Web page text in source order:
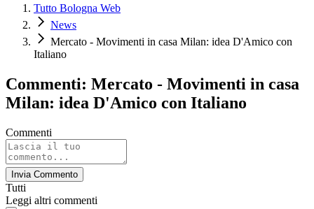
Tutto Bologna Web
News
Mercato - Movimenti in casa Milan: idea D'Amico con
Italiano
Commenti: Mercato - Movimenti in casa
Milan: idea D'Amico con Italiano
Commenti
Invia Commento
Tutti
Leggi altri commenti